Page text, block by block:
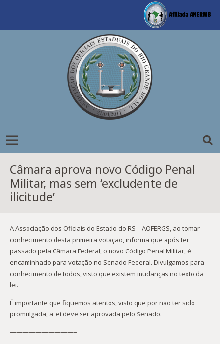
Câmara aprova novo Código Penal
Militar, mas sem ‘excludente de
ilicitude’
A Associação dos Oficiais do Estado do RS – AOFERGS, ao tomar
conhecimento desta primeira votação, informa que após ter
passado pela Câmara Federal, o novo Código Penal Militar, é
encaminhado para votação no Senado Federal. Divulgamos para
conhecimento de todos, visto que existem mudanças no texto da
lei.
É importante que fiquemos atentos, visto que por não ter sido
promulgada, a lei deve ser aprovada pelo Senado.
——————————–